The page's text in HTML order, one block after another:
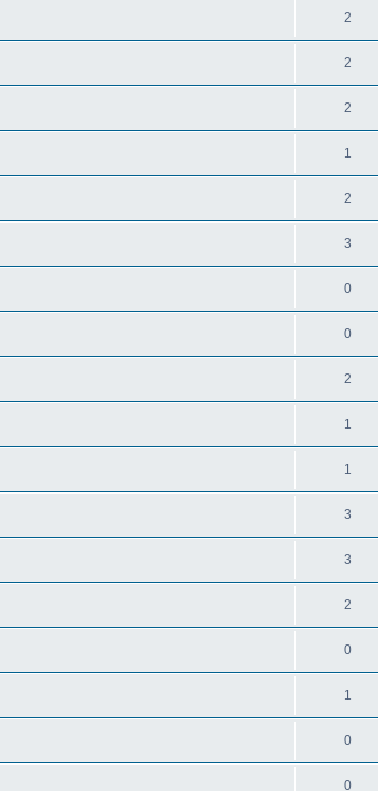
2
2
2
1
2
3
0
0
2
1
1
3
3
2
0
1
0
0